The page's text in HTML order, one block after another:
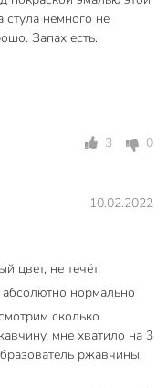
металл
дерево
стула немного не
Запах есть.
3 0
10.02.2022
цвет, не течёт.
нормально
сколько
мне хватило на 3
ржавчины.